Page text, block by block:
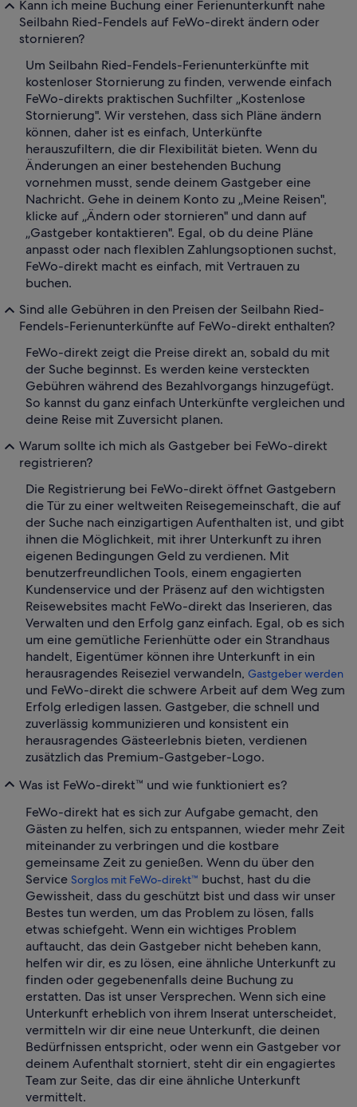
Kann ich meine Buchung einer Ferienunterkunft nahe
Seilbahn Ried-Fendels auf FeWo-direkt ändern oder
stornieren?
Um Seilbahn Ried-Fendels-Ferienunterkünfte mit
kostenloser Stornierung zu finden, verwende einfach
FeWo-direkts praktischen Suchfilter „Kostenlose
Stornierung". Wir verstehen, dass sich Pläne ändern
können, daher ist es einfach, Unterkünfte
herauszufiltern, die dir Flexibilität bieten. Wenn du
Änderungen an einer bestehenden Buchung
vornehmen musst, sende deinem Gastgeber eine
Nachricht. Gehe in deinem Konto zu „Meine Reisen",
klicke auf „Ändern oder stornieren" und dann auf
„Gastgeber kontaktieren". Egal, ob du deine Pläne
anpasst oder nach flexiblen Zahlungsoptionen suchst,
FeWo-direkt macht es einfach, mit Vertrauen zu
buchen.
Sind alle Gebühren in den Preisen der Seilbahn Ried-
Fendels-Ferienunterkünfte auf FeWo-direkt enthalten?
FeWo-direkt zeigt die Preise direkt an, sobald du mit
der Suche beginnst. Es werden keine versteckten
Gebühren während des Bezahlvorgangs hinzugefügt.
So kannst du ganz einfach Unterkünfte vergleichen und
deine Reise mit Zuversicht planen.
Warum sollte ich mich als Gastgeber bei FeWo-direkt
registrieren?
Die Registrierung bei FeWo-direkt öffnet Gastgebern
die Tür zu einer weltweiten Reisegemeinschaft, die auf
der Suche nach einzigartigen Aufenthalten ist, und gibt
ihnen die Möglichkeit, mit ihrer Unterkunft zu ihren
eigenen Bedingungen Geld zu verdienen. Mit
benutzerfreundlichen Tools, einem engagierten
Kundenservice und der Präsenz auf den wichtigsten
Reisewebsites macht FeWo-direkt das Inserieren, das
Verwalten und den Erfolg ganz einfach. Egal, ob es sich
um eine gemütliche Ferienhütte oder ein Strandhaus
handelt, Eigentümer können ihre Unterkunft in ein
herausragendes Reiseziel verwandeln, Gastgeber werden
und FeWo-direkt die schwere Arbeit auf dem Weg zum
Erfolg erledigen lassen. Gastgeber, die schnell und
zuverlässig kommunizieren und konsistent ein
herausragendes Gästeerlebnis bieten, verdienen
zusätzlich das Premium-Gastgeber-Logo.
Was ist FeWo-direkt™ und wie funktioniert es?
FeWo-direkt hat es sich zur Aufgabe gemacht, den
Gästen zu helfen, sich zu entspannen, wieder mehr Zeit
miteinander zu verbringen und die kostbare
gemeinsame Zeit zu genießen. Wenn du über den
Service Sorglos mit FeWo-direkt™ buchst, hast du die
Gewissheit, dass du geschützt bist und dass wir unser
Bestes tun werden, um das Problem zu lösen, falls
etwas schiefgeht. Wenn ein wichtiges Problem
auftaucht, das dein Gastgeber nicht beheben kann,
helfen wir dir, es zu lösen, eine ähnliche Unterkunft zu
finden oder gegebenenfalls deine Buchung zu
erstatten. Das ist unser Versprechen. Wenn sich eine
Unterkunft erheblich von ihrem Inserat unterscheidet,
vermitteln wir dir eine neue Unterkunft, die deinen
Bedürfnissen entspricht, oder wenn ein Gastgeber vor
deinem Aufenthalt storniert, steht dir ein engagiertes
Team zur Seite, das dir eine ähnliche Unterkunft
vermittelt.